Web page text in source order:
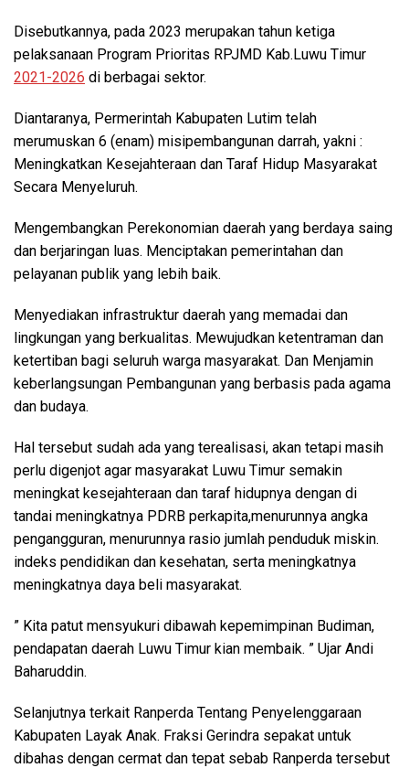
Disebutkannya, pada 2023 merupakan tahun ketiga
pelaksanaan Program Prioritas RPJMD Kab.Luwu Timur
2021-2026 di berbagai sektor.
Diantaranya, Permerintah Kabupaten Lutim telah
merumuskan 6 (enam) misipembangunan darrah, yakni :
Meningkatkan Kesejahteraan dan Taraf Hidup Masyarakat
Secara Menyeluruh.
Mengembangkan Perekonomian daerah yang berdaya saing
dan berjaringan luas. Menciptakan pemerintahan dan
pelayanan publik yang lebih baik.
Menyediakan infrastruktur daerah yang memadai dan
lingkungan yang berkualitas. Mewujudkan ketentraman dan
ketertiban bagi seluruh warga masyarakat. Dan Menjamin
keberlangsungan Pembangunan yang berbasis pada agama
dan budaya.
Hal tersebut sudah ada yang terealisasi, akan tetapi masih
perlu digenjot agar masyarakat Luwu Timur semakin
meningkat kesejahteraan dan taraf hidupnya dengan di
tandai meningkatnya PDRB perkapita,menurunnya angka
pengangguran, menurunnya rasio jumlah penduduk miskin.
indeks pendidikan dan kesehatan, serta meningkatnya
meningkatnya daya beli masyarakat.
” Kita patut mensyukuri dibawah kepemimpinan Budiman,
pendapatan daerah Luwu Timur kian membaik. ” Ujar Andi
Baharuddin.
Selanjutnya terkait Ranperda Tentang Penyelenggaraan
Kabupaten Layak Anak. Fraksi Gerindra sepakat untuk
dibahas dengan cermat dan tepat sebab Ranperda tersebut